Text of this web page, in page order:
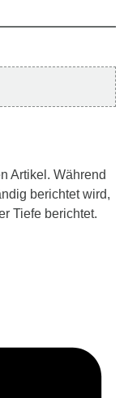
Artikel. Während
berichtet wird,
Tiefe berichtet.